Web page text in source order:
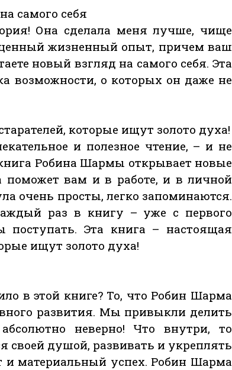
самого себя
Она сделала меня лучше, чище
ценный жизненный опыт, причем ваш
новый взгляд на самого себя. Эта
возможности, о которых он даже не
которые ищут золото духа!
и полезное чтение, – и не
Робина Шармы открывает новые
поможет вам и в работе, и в личной
очень просты, легко запоминаются.
раз в книгу – уже с первого
Эта книга – настоящая
ищут золото духа!
в этой книге? То, что Робин Шарма
развития. Мы привыкли делить
неверно! Что внутри, то
своей душой, развивать и укреплять
и материальный успех. Робин Шарма